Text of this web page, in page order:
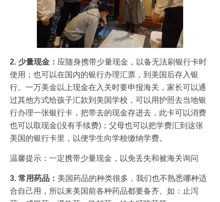
2. 少量现金： 应随身携带少量现金，以备无法刷银行卡时
使用；也可以在国内的银行办理汇票，到美国后存入银
行。一万美金以上现金在入关时要申报海关，家长可以通
过其他方式给孩子汇款到美国学校，可以用护照去当地银
行办理一张银行卡，把带去的现金存进去，此卡可以消费
也可以取现金(没有手续费)；父母也可以把学费汇到这张
美国的银行卡里，以便学生向学校缴纳学费。
温馨提示：一定携带少量现金，以免丢失和被海关询问
3. 常用药品： 美国药品的种类很多，我们也不熟悉哪种适
合自己用，所以来美国前各种药品都要备齐。如：止泻